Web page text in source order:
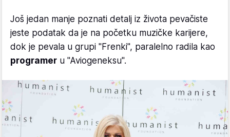
Još jedan manje poznati detalj iz života pevačiste
jeste podatak da je na početku muzičke karijere,
dok je pevala u grupi "Frenki", paralelno radila kao
programer u "Aviogeneksu".